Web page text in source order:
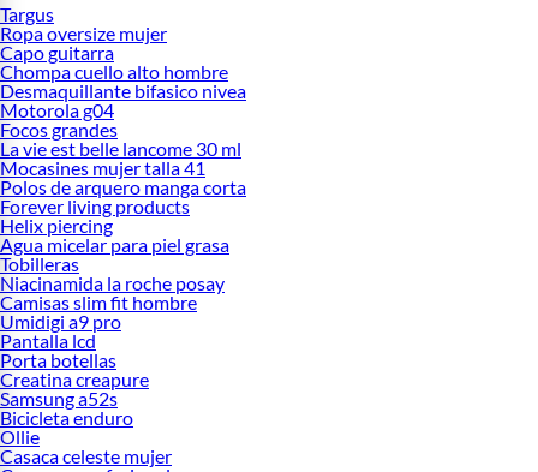
Targus
Ropa oversize mujer
Capo guitarra
Chompa cuello alto hombre
Desmaquillante bifasico nivea
Motorola g04
Focos grandes
La vie est belle lancome 30 ml
Mocasines mujer talla 41
Polos de arquero manga corta
Forever living products
Helix piercing
Agua micelar para piel grasa
Tobilleras
Niacinamida la roche posay
Camisas slim fit hombre
Umidigi a9 pro
Pantalla lcd
Porta botellas
Creatina creapure
Samsung a52s
Bicicleta enduro
Ollie
Casaca celeste mujer